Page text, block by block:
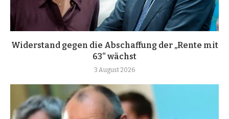
Widerstand gegen die Abschaffung der „Rente mit
63“ wächst
3 August 2026